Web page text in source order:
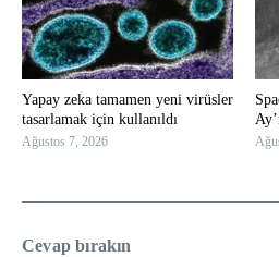
Yapay zeka tamamen yeni virüsler
tasarlamak için kullanıldı
Ağustos 7, 2026
Cevap bırakın